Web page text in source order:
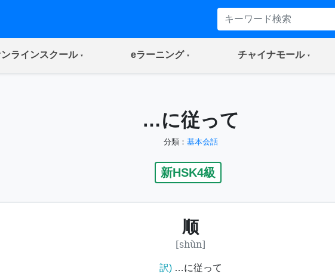
ラインスクール(current) eラーニング(current) チャイナモール(current)
…に従って
分類： 基本会話
新HSK4級
顺
[shùn]
訳)…に従って